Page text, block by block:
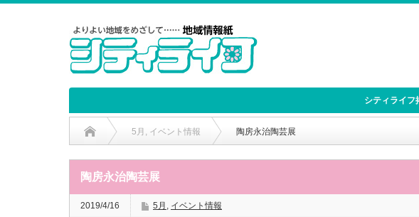
シティライフ
5月 , イベント情報 陶房永治陶芸展
陶房永治陶芸展
2019/4/16 5月 , イベント情報